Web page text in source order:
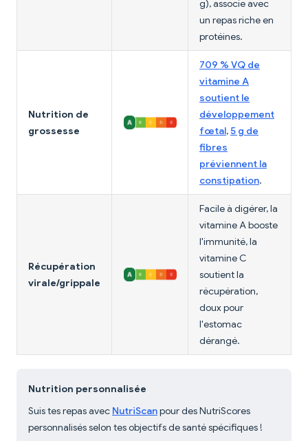
g), associe avec
un repas riche en
protéines.
Nutrition de
grossesse
709 % VQ de
vitamine A
soutient le
développement
fœtal, 5 g de
fibres
préviennent la
constipation.
Récupération
virale/grippale
Facile à digérer, la
vitamine A booste
l'immunité, la
vitamine C
soutient la
récupération,
doux pour
l'estomac
dérangé.
Nutrition personnalisée
Suis tes repas avec NutriScanpour des NutriScores
personnalisés selon tes objectifs de santé spécifiques !